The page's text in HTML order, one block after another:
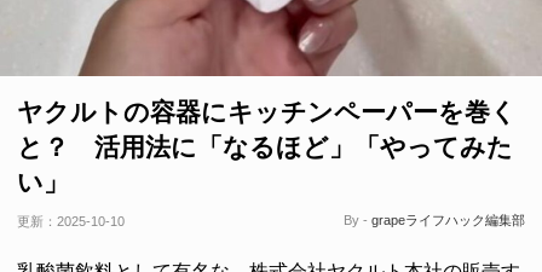
ヤクルトの容器にキッチンペーパーを巻く
と？ 活用法に「なるほど」「やってみた
い」
更新： 2025-10-10 By - grapeライフハック編集部